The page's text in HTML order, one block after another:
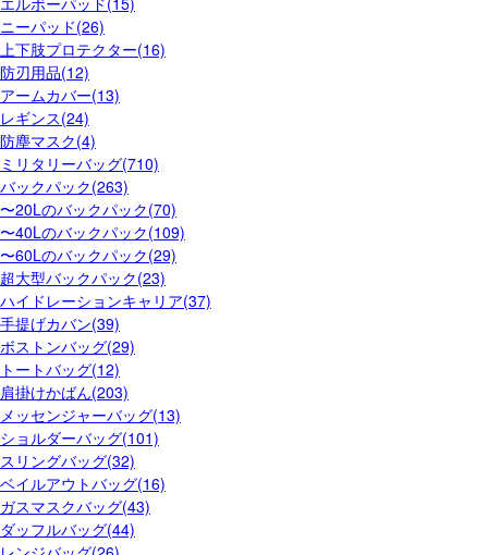
ニーパッド(26)
上下肢プロテクター(16)
防刃用品(12)
アームカバー(13)
レギンス(24)
防塵マスク(4)
ミリタリーバッグ(710)
バックパック(263)
〜20Lのバックパック(70)
〜40Lのバックパック(109)
〜60Lのバックパック(29)
超大型バックパック(23)
ハイドレーションキャリア(37)
手提げカバン(39)
ボストンバッグ(29)
トートバッグ(12)
肩掛けかばん(203)
メッセンジャーバッグ(13)
ショルダーバッグ(101)
スリングバッグ(32)
ベイルアウトバッグ(16)
ガスマスクバッグ(43)
ダッフルバッグ(44)